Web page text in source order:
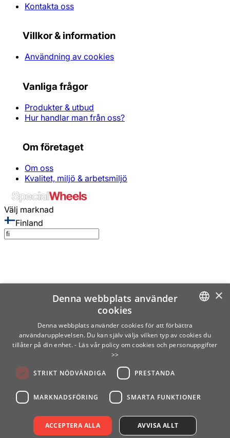
Kontakta oss
Villkor & information
Användning av cookies
Vanliga frågor
Produkter & utbud
Hur handlar man från oss?
Om företaget
Om oss
Kvalitet, miljö & arbetsmiljö
Välj marknad
Finland
SWEDISH
×
Denna webbplats använder
cookies
Denna webbplats använder cookies för att förbättra
användarupplevelsen. Du kan själv välja vilken typ av cookies du
tillåter på din enhet. - Läs vår policy om cookies och personuppgifter
>>
STRIKT NÖDVÄNDIGA PRESTANDA
MARKNADSFÖRING SMARTA FUNKTIONER
ACCEPTERA ALLA AVVISA ALLT